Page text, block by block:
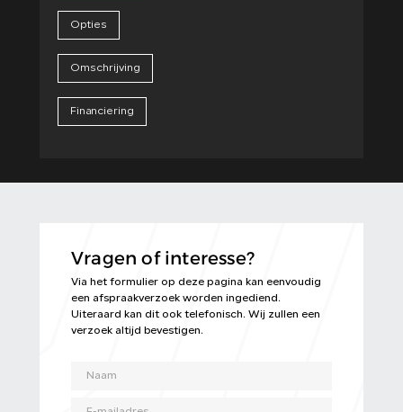
Opties
Omschrijving
Financiering
Vragen of interesse?
Via het formulier op deze pagina kan eenvoudig
een afspraakverzoek worden ingediend.
Uiteraard kan dit ook telefonisch. Wij zullen een
verzoek altijd bevestigen.